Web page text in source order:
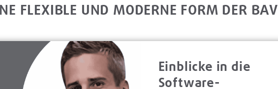
FLEXIBLE UND MODERNE FORM DER BAV
Einblicke in die
Software-